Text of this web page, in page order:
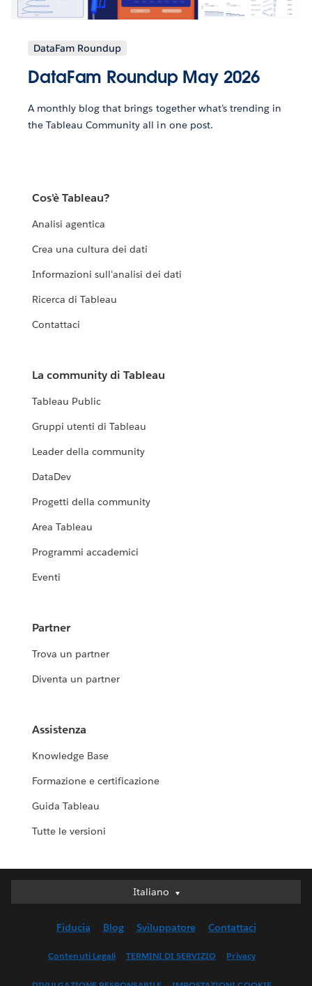
DataFam Roundup
DataFam Roundup May 2026
A monthly blog that brings together what’s trending in
the Tableau Community all in one post.
Cos'è Tableau?
Analisi agentica
Crea una cultura dei dati
Informazioni sull'analisi dei dati
Ricerca di Tableau
Contattaci
La community di Tableau
Tableau Public
Gruppi utenti di Tableau
Leader della community
DataDev
Progetti della community
Area Tableau
Programmi accademici
Eventi
Partner
Trova un partner
Diventa un partner
Assistenza
Knowledge Base
Formazione e certificazione
Guida Tableau
Tutte le versioni
Italiano
Italiano
English (UK)
Fiducia Blog Sviluppatore Contattaci
Contenuti Legali TERMINI DI SERVIZIO Privacy